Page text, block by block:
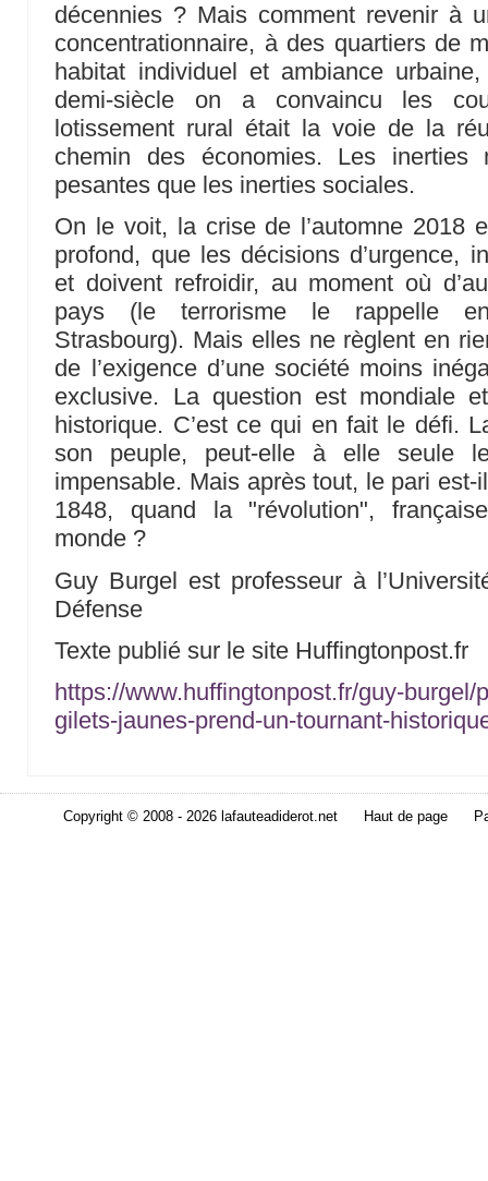
décennies ? Mais comment revenir à
concentrationnaire, à des quartiers de
habitat individuel et ambiance
demi-siècle on a convaincu les
lotissement rural était la voie de la
chemin des économies. Les inerties
pesantes que les inerties sociales.
On le voit, la crise de l’automne 2018
profond, que les décisions d’urgence,
et doivent refroidir, au moment où
pays (le terrorisme le rappelle
Strasbourg). Mais elles ne règlent en
de l’exigence d’une société moins
exclusive. La question est mondiale
historique. C’est ce qui en fait le défi.
son peuple, peut-elle à elle seule
impensable. Mais après tout, le pari est-
1848, quand la "révolution",
monde ?
Guy Burgel est professeur à
Défense
Texte publié sur le site Huffingtonpost.fr
https://www.huffingtonpost.fr/guy-burgel/
gilets-jaunes-prend-un-tournant-
Copyright © 2008 - 2026 lafauteadiderot.net Haut de page